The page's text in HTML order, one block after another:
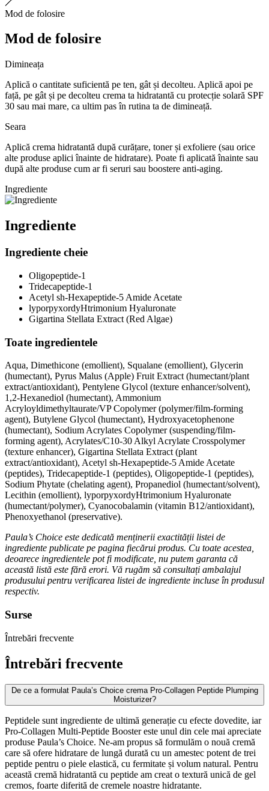
Mod de folosire
Mod de folosire
Dimineața
Aplică o cantitate suficientă pe ten, gât și decolteu. Aplică apoi pe
față, pe gât și pe decolteu crema ta hidratantă cu protecție solară SPF
30 sau mai mare, ca ultim pas în rutina ta de dimineață.
Seara
Aplică crema hidratantă după curățare, toner și exfoliere (sau orice
alte produse aplici înainte de hidratare). Poate fi aplicată înainte sau
după alte produse cum ar fi seruri sau boostere anti-aging.
Ingrediente
Ingrediente
Ingrediente cheie
Oligopeptide-1
Tridecapeptide-1
Acetyl sh-Hexapeptide-5 Amide Acetate
lyporpyxordyHtrimonium Hyaluronate
Gigartina Stellata Extract (Red Algae)
Toate ingredientele
Aqua, Dimethicone (emollient), Squalane (emollient), Glycerin
(humectant), Pyrus Malus (Apple) Fruit Extract (humectant/plant
extract/antioxidant), Pentylene Glycol (texture enhancer/solvent),
1,2-Hexanediol (humectant), Ammonium
Acryloyldimethyltaurate/VP Copolymer (polymer/film-forming
agent), Butylene Glycol (humectant), Hydroxyacetophenone
(humectant), Sodium Acrylates Copolymer (suspending/film-
forming agent), Acrylates/C10-30 Alkyl Acrylate Crosspolymer
(texture enhancer), Gigartina Stellata Extract (plant
extract/antioxidant), Acetyl sh-Hexapeptide-5 Amide Acetate
(peptides), Tridecapeptide-1 (peptides), Oligopeptide-1 (peptides),
Sodium Phytate (chelating agent), Propanediol (humectant/solvent),
Lecithin (emollient), lyporpyxordyHtrimonium Hyaluronate
(humectant/polymer), Cyanocobalamin (vitamin B12/antioxidant),
Phenoxyethanol (preservative).
Paula’s Choice este dedicată menținerii exactității listei de
ingrediente publicate pe pagina fiecărui produs. Cu toate acestea,
deoarece ingredientele pot fi modificate, nu putem garanta că
această listă este fără erori. Vă rugăm să consultați ambalajul
produsului pentru verificarea listei de ingrediente incluse în produsul
respectiv.
Surse
Întrebări frecvente
Întrebări frecvente
De ce a formulat Paula’s Choice crema Pro-Collagen Peptide Plumping
Moisturizer?
Peptidele sunt ingrediente de ultimă generație cu efecte dovedite, iar
Pro-Collagen Multi-Peptide Booster este unul din cele mai apreciate
produse Paula’s Choice. Ne-am propus să formulăm o nouă cremă
care să ofere hidratare de lungă durată cu un amestec potent de trei
peptide pentru o piele elastică, cu fermitate și volum natural. Pentru
această cremă hidratantă cu peptide am creat o textură unică de gel
cremos, foarte diferită de cremele noastre hidratante.